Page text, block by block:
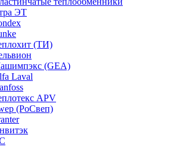
ЭТ
(ТИ)
(GEA)
Laval
APV
(РоСвеп)